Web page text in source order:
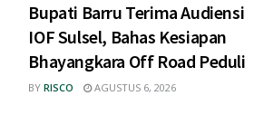
Bupati Barru Terima Audiensi
IOF Sulsel, Bahas Kesiapan
Bhayangkara Off Road Peduli
BY RISCO AGUSTUS 6, 2026